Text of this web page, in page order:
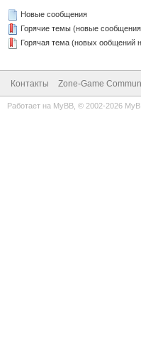
Новые сообщения
Горячие темы (новые
Горячая тема (новых ообщений
Контакты Zone-Game
Работает на MyBB , © 2002-2026